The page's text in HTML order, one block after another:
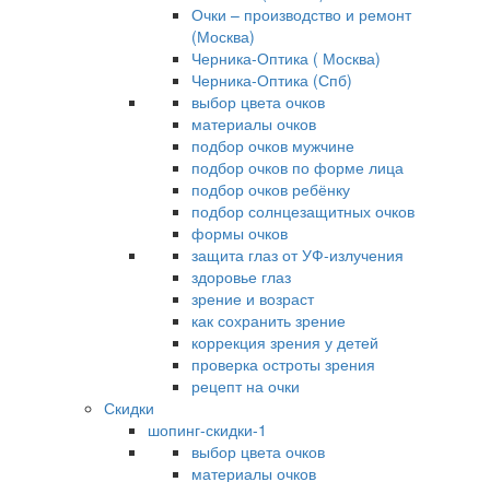
Очки – производство и ремонт
(Москва)
Черника-Оптика ( Москва)
Черника-Оптика (Спб)
выбор цвета очков
материалы очков
подбор очков мужчине
подбор очков по форме лица
подбор очков ребёнку
подбор солнцезащитных очков
формы очков
защита глаз от УФ-излучения
здоровье глаз
зрение и возраст
как сохранить зрение
коррекция зрения у детей
проверка остроты зрения
рецепт на очки
Скидки
шопинг-скидки-1
выбор цвета очков
материалы очков